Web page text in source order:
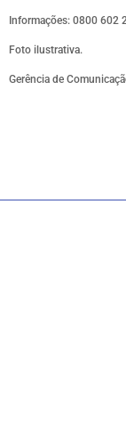
Informações: 0800 602
Foto ilustrativa.
Gerência de